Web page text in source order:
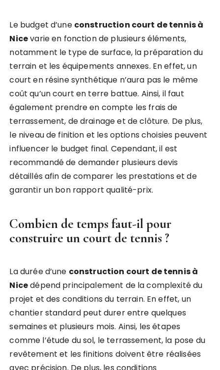
Le budget d’une construction court de tennis à
Nicevarie en fonction de plusieurs éléments,
notamment le type de surface, la préparation du
terrain et les équipements annexes. En effet, un
court en résine synthétique n’aura pas le même
coût qu’un court en terre battue. Ainsi, il faut
également prendre en compte les frais de
terrassement, de drainage et de clôture. De plus,
le niveau de finition et les options choisies peuvent
influencer le budget final. Cependant, il est
recommandé de demander plusieurs devis
détaillés afin de comparer les prestations et de
garantir un bon rapport qualité-prix.
Combien de temps faut-il pour
construire un court de tennis ?
La durée d’une construction court de tennis à
Nicedépend principalement de la complexité du
projet et des conditions du terrain. En effet, un
chantier standard peut durer entre quelques
semaines et plusieurs mois. Ainsi, les étapes
comme l’étude du sol, le terrassement, la pose du
revêtement et les finitions doivent être réalisées
avec précision. De plus, les conditions